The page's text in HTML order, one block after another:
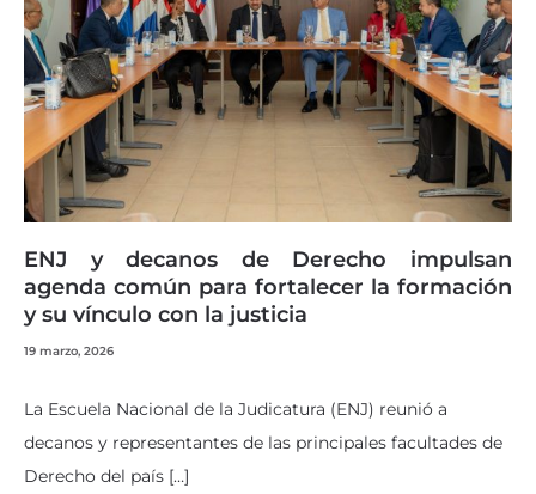
ENJ y decanos de Derecho impulsan
agenda común para fortalecer la formación
y su vínculo con la justicia
19 marzo, 2026
La Escuela Nacional de la Judicatura (ENJ) reunió a
decanos y representantes de las principales facultades de
Derecho del país […]